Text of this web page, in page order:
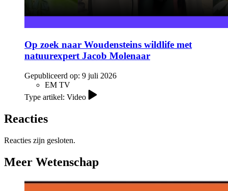
Op zoek naar Woudensteins wildlife met
natuurexpert Jacob Molenaar
Gepubliceerd op: 9 juli 2026
EM TV
Type artikel: Video
Reacties
Reacties zijn gesloten.
Meer Wetenschap